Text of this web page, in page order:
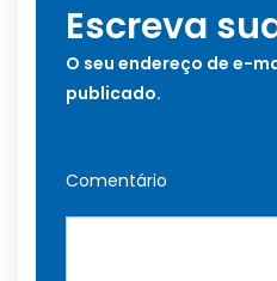
Escreva
O seu endereço de e-
publicado.
Comentário